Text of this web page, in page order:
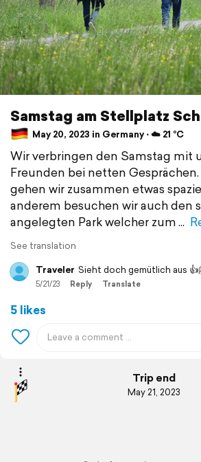
Samstag am Stellplatz
May 20, 2023 in Germany ⋅ ☁️ 21 °C
Wir verbringen den Samstag mit
Freunden bei netten
gehen wir zusammen etwas
anderem besuchen wir auch den
angelegten Park welcher zum
See translation
Traveler Sieht doch gemütlich aus
5/21/23 Reply Translate
5 likes
Trip end
May 21, 2023